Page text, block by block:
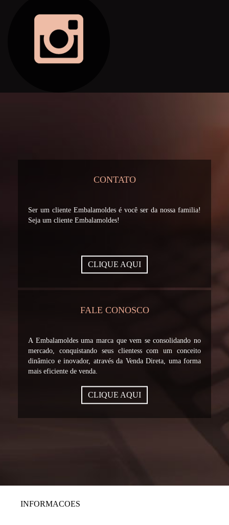
CONTATO
Ser um cliente Embalamoldes é você ser da nossa familia!
Seja um cliente Embalamoldes!
CLIQUE AQUI
FALE CONOSCO
A Embalamoldes uma marca que vem se consolidando no
mercado, conquistando seus clientess com um conceito
dinâmico e inovador, através da Venda Direta, uma forma
mais eficiente de venda.
CLIQUE AQUI
INFORMACOES